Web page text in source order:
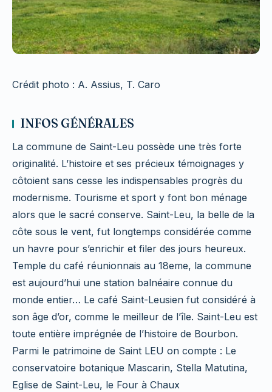
Crédit photo : A. Assius, T. Caro
INFOS GÉNÉRALES
La commune de Saint-Leu possède une très forte
originalité. L’histoire et ses précieux témoignages y
côtoient sans cesse les indispensables progrès du
modernisme. Tourisme et sport y font bon ménage
alors que le sacré conserve. Saint-Leu, la belle de la
côte sous le vent, fut longtemps considérée comme
un havre pour s’enrichir et filer des jours heureux.
Temple du café réunionnais au 18eme, la commune
est aujourd’hui une station balnéaire connue du
monde entier… Le café Saint-Leusien fut considéré à
son âge d’or, comme le meilleur de l’île. Saint-Leu est
toute entière imprégnée de l’histoire de Bourbon.
Parmi le patrimoine de Saint LEU on compte : Le
conservatoire botanique Mascarin, Stella Matutina,
Eglise de Saint-Leu, le Four à Chaux